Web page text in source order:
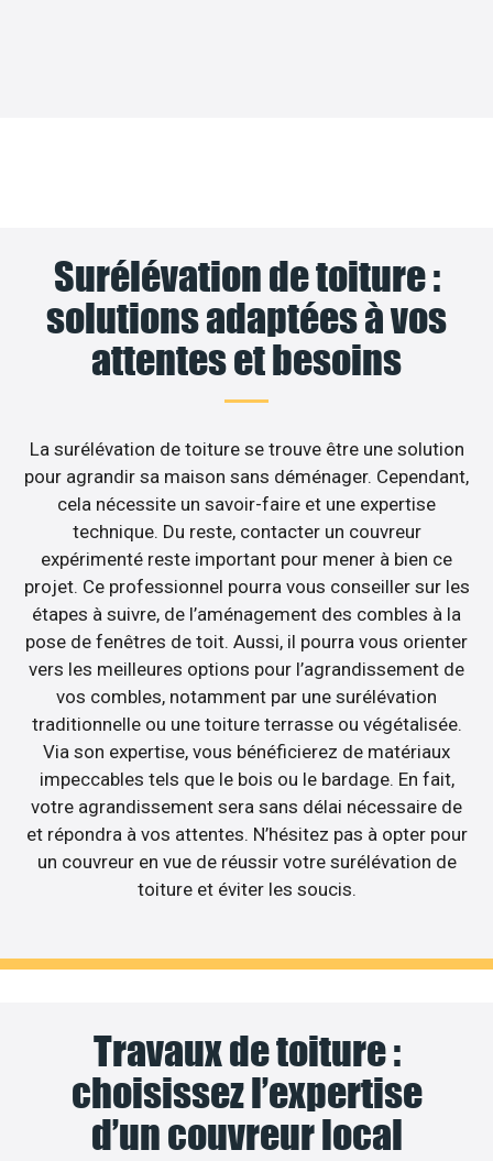
Surélévation de toiture :
solutions adaptées à vos
attentes et besoins
La surélévation de toiture se trouve être une solution
pour agrandir sa maison sans déménager. Cependant,
cela nécessite un savoir-faire et une expertise
technique. Du reste, contacter un couvreur
expérimenté reste important pour mener à bien ce
projet. Ce professionnel pourra vous conseiller sur les
étapes à suivre, de l’aménagement des combles à la
pose de fenêtres de toit. Aussi, il pourra vous orienter
vers les meilleures options pour l’agrandissement de
vos combles, notamment par une surélévation
traditionnelle ou une toiture terrasse ou végétalisée.
Via son expertise, vous bénéficierez de matériaux
impeccables tels que le bois ou le bardage. En fait,
votre agrandissement sera sans délai nécessaire de
et répondra à vos attentes. N’hésitez pas à opter pour
un couvreur en vue de réussir votre surélévation de
toiture et éviter les soucis.
Travaux de toiture :
choisissez l’expertise
d’un couvreur local